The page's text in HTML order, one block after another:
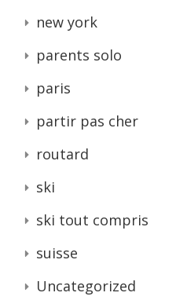
new york
parents solo
paris
partir pas cher
routard
ski
ski tout compris
suisse
Uncategorized